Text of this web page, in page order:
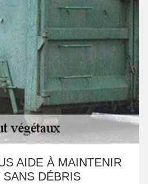
AIDE À MAINTENIR
SANS DÉBRIS